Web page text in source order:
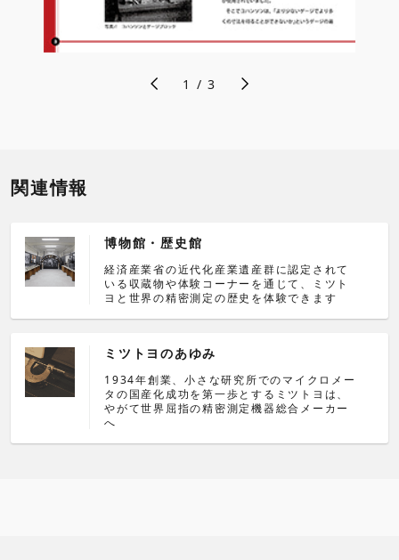
1 /3
関連情報
博物館・歴史館
経済産業省の近代化産業遺産群に認定されて
いる収蔵物や体験コーナーを通じて、ミツト
ヨと世界の精密測定の歴史を体験できます
ミツトヨのあゆみ
1934年創業、小さな研究所でのマイクロメー
タの国産化成功を第一歩とするミツトヨは、
やがて世界屈指の精密測定機器総合メーカー
へ